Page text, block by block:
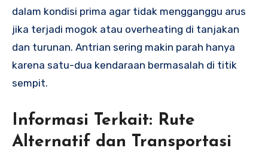
dalam kondisi prima agar tidak mengganggu arus
jika terjadi mogok atau overheating di tanjakan
dan turunan. Antrian sering makin parah hanya
karena satu-dua kendaraan bermasalah di titik
sempit.
Informasi Terkait: Rute
Alternatif dan Transportasi